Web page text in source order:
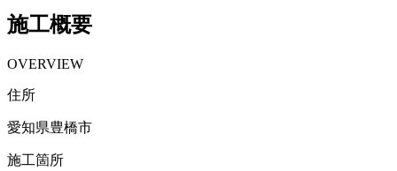
施工概要
OVERVIEW
住所
愛知県豊橋市
施工箇所